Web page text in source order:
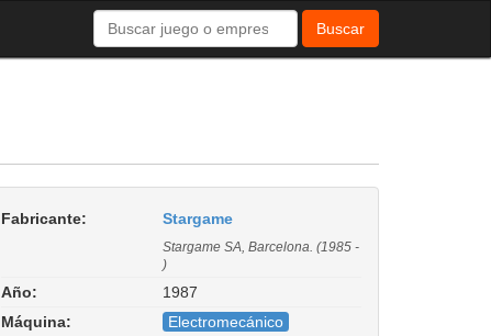
Buscar
Fabricante: Stargame
Stargame SA, Barcelona. (1985 -
)
Año:
1987
Máquina:
Electromecánico